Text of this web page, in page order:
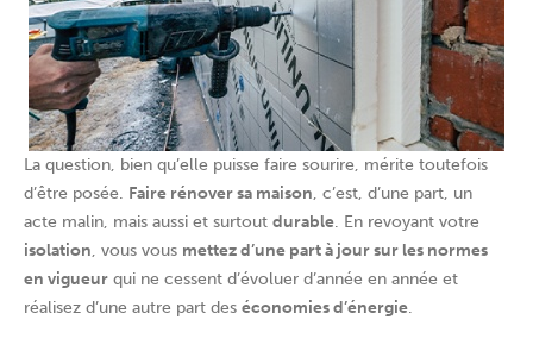
La question, bien qu’elle puisse faire sourire, mérite toutefois
d’être posée. Faire rénover sa maison, c’est, d’une part, un
acte malin, mais aussi et surtout durable. En revoyant votre
isolation, vous vous mettez d’une part à jour sur les normes
en vigueur qui ne cessent d’évoluer d’année en année et
réalisez d’une autre part des économies d’énergie.